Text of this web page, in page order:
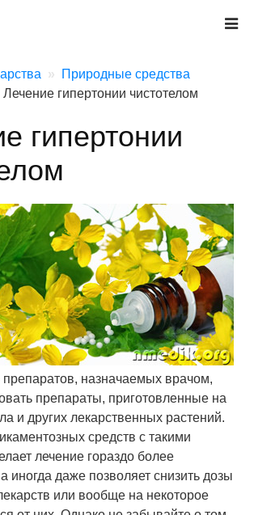
Природные средства
Лечение гипертонии чистотелом
гипертонии
препаратов, назначаемых врачом,
препараты, приготовленные на
и других лекарственных растений.
средств с такими
лечение гораздо более
даже позволяет снизить дозы
или вообще на некоторое